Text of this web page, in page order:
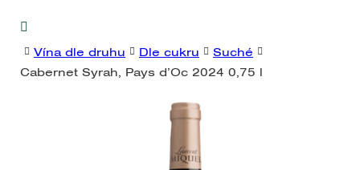
Vína dle druhu Dle cukru
Suché
Cabernet Syrah, Pays d’Oc 2024 0,75 l